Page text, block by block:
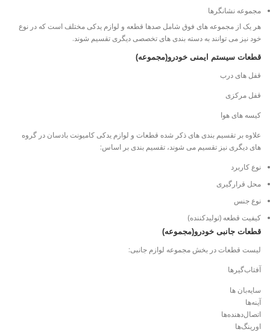
مجموعه نشانگرها
هر یک از مجموعه های فوق شامل صدها قطعه و لوازم یدکی مختلف است که در نوع
خود نیز می توانند به دسته بندی های تخصصی دیگری تقسیم شوند.
قطعات سیستم ایمنی خودرو(مجموعه)
قفل های درب
قفل مرکزی
کیسه های هوا
علاوه بر تقسیم بندی های ذکر شده قطعات و لوازم یدکی کامیونت بادسان در گروه
های دیگری نیز تقسیم می شوند، تقسیم بندی بر اساس:
نوع کاربرد
محل قرارگیری
نوع جنس
کیفیت قطعه (تولیدکننده)
قطعات جانبی خودرو(مجموعه)
لیست قطعات در بخش مجموعه لوازم جانبی:
آفتاب‌گیرها
سایه‌بان ها
آینه‌ها
اتصال‌دهنده‌ها
اورینگ‌ها